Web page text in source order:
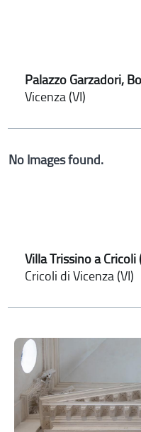
Palazzo Garzadori,
Vicenza (VI)
No Images found.
Villa Trissino a Cricoli
Cricoli di Vicenza (VI)